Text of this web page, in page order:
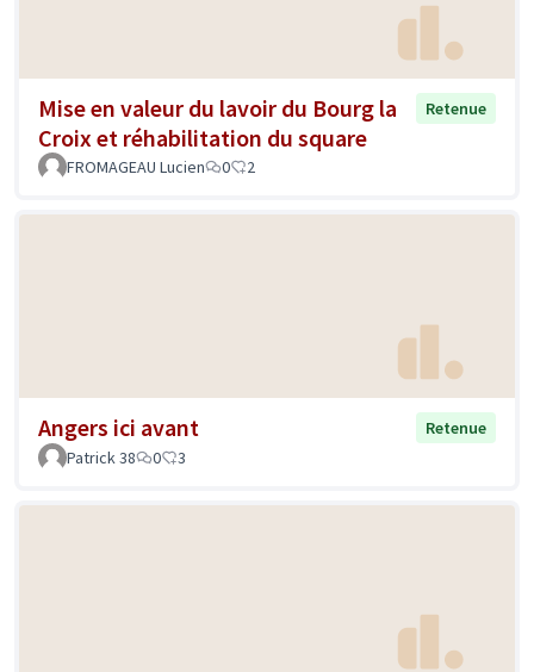
Mise en valeur du lavoir du Bourg la
Croix et réhabilitation du square
Retenue
FROMAGEAU Lucien 0 2
Angers ici avant
Retenue
Patrick 38
0 3